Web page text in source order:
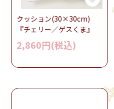
クッション(30×30cm)
『チェリー／ゲスくま』
2,860円(税込)